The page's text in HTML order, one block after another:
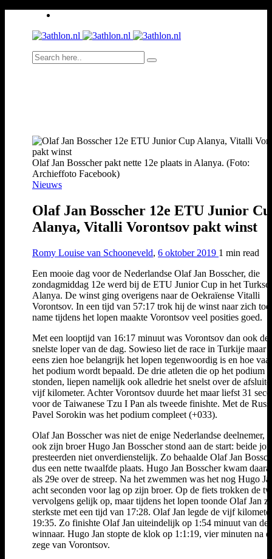
Olaf Jan Bosscher pakt nette 12e plaats in Alanya. (Foto:
Archieffoto Facebook)
Nieuws
Olaf Jan Bosscher 12e ETU Junior
Alanya, Vitalli Vorontsov pakt winst
Romy Louise van Schooneveld, 6 oktober 2019 1 min read
Een mooie dag voor de Nederlandse Olaf Jan Bosscher, die
zondagmiddag 12e werd bij de ETU Junior Cup in het Turkse
Alanya. De winst ging overigens naar de Oekraïense Vitalli
Vorontsov. In een tijd van 57:17 trok hij de winst naar zich
name tijdens het lopen maakte Vorontsov veel posities goed.
Met een looptijd van 16:17 minuut was Vorontsov dan ook de
snelste loper van de dag. Sowieso liet de race in Turkije maar
eens zien hoe belangrijk het lopen tegenwoordig is en hoe
het podium wordt bepaald. De drie atleten die op het podium
stonden, liepen namelijk ook alledrie het snelst over de
vijf kilometer. Achter Vorontsov duurde het maar liefst 31
voor de Taiwanese Tzu I Pan als tweede finishte. Met de
Pavel Sorokin was het podium compleet (+033).
Olaf Jan Bosscher was niet de enige Nederlandse deelnemer,
ook zijn broer Hugo Jan Bosscher stond aan de start: beide
presteerden niet onverdienstelijk. Zo behaalde Olaf Jan
dus een nette twaalfde plaats. Hugo Jan Bosscher kwam
als 29e over de streep. Na het zwemmen was het nog Hugo
acht seconden voor lag op zijn broer. Op de fiets trokken de
vervolgens gelijk op, maar tijdens het lopen toonde Olaf Jan
sterkste met een tijd van 17:28. Olaf Jan legde de vijf
19:35. Zo finishte Olaf Jan uiteindelijk op 1:54 minuut van de
winnaar. Hugo Jan stopte de klok op 1:1:19, vier minuten na
zege van Vorontsov.